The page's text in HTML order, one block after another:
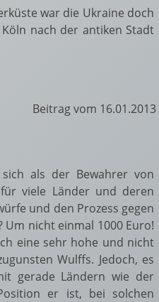
war die Ukraine doch
Köln nach der antiken Stadt
Beitrag vom 16.01.2013
als der Bewahrer von
viele Länder und deren
und den Prozess gegen
nicht einmal 1000 Euro!
eine sehr hohe und nicht
Wulffs. Jedoch, es
gerade Ländern wie der
er ist, bei solchen